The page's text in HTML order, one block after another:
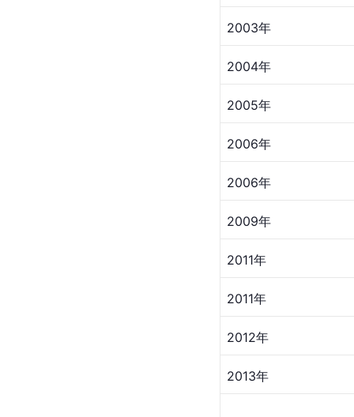
2003年
2004年
2005年
2006年​
2006年
2009年
2011年
2011年
2012年
2013年